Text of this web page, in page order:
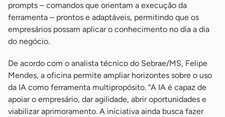
prompts – comandos que orientam a execução da
ferramenta – prontos e adaptáveis, permitindo que os
empresários possam aplicar o conhecimento no dia a dia
do negócio.
De acordo com o analista técnico do Sebrae/MS, Felipe
Mendes, a oficina permite ampliar horizontes sobre o uso
da IA como ferramenta multipropósito. “A IA é capaz de
apoiar o empresário, dar agilidade, abrir oportunidades e
viabilizar aprimoramento. A iniciativa ainda busca fazer